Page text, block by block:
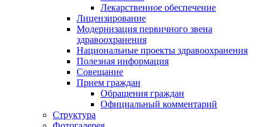
Лекарственное обеспечение
Лицензирование
Модернизация первичного звена
здравоохранения
Национальные проекты здравоохранения
Полезная информация
Совещание
Прием граждан
Обращения граждан
Официальный комментарий
Структура